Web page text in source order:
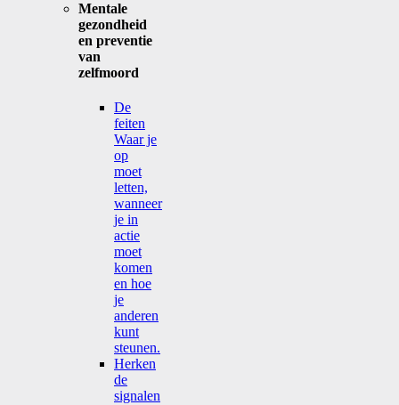
Mentale
gezondheid
en preventie
van
zelfmoord
De
feiten
Waar je
op
moet
letten,
wanneer
je in
actie
moet
komen
en hoe
je
anderen
kunt
steunen.
Herken
de
signalen